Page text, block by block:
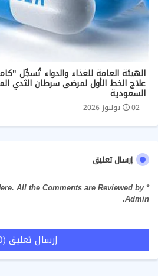
الهيئة العامة للغذاء والدواء تُسجِّل
علاج الخط الأول لمرضى سرطان الثدي
السعودية
02 يوليوز 2026
إرسال تعليق
All the Comments are Reviewed by
Admin.
إرسال تعليق (0)